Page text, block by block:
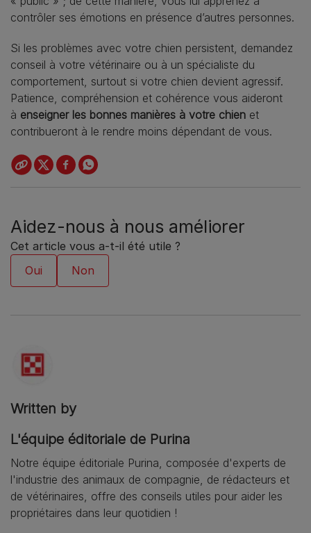
contrôler ses émotions en présence d’autres personnes.
Si les problèmes avec votre chien persistent, demandez
conseil à votre vétérinaire ou à un spécialiste du
comportement, surtout si votre chien devient agressif.
Patience, compréhension et cohérence vous aideront
à enseigner les bonnes manières à votre chien et
contribueront à le rendre moins dépendant de vous.
Aidez-nous à nous améliorer
Cet article vous a-t-il été utile ?
Written by
L'équipe éditoriale de Purina
Notre équipe éditoriale Purina, composée d'experts de
l'industrie des animaux de compagnie, de rédacteurs et
de vétérinaires, offre des conseils utiles pour aider les
propriétaires dans leur quotidien !